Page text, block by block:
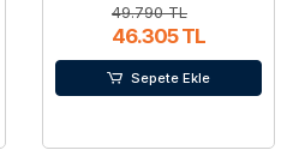
49.790 TL
46.305 TL
Sepete Ekle